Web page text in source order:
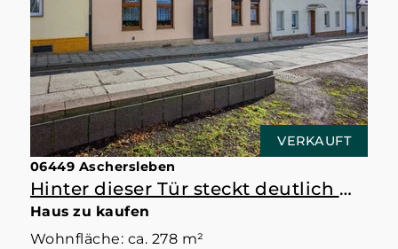
VERKAUFT
06449 Aschersleben
Hinter dieser Tür steckt deutlich mehr als erwartet
Haus zu kaufen
Wohnfläche: ca. 278 m²